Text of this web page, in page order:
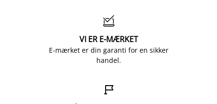

VI ER E-MÆRKET
E-mærket er din garanti for en sikker
handel.
